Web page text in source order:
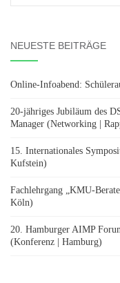
NEUESTE BEITRÄGE
Online-Infoabend:
20-jähriges Jubiläum des
Manager (Networking |
15. Internationales
Kufstein)
Fachlehrgang „KMU-
Köln)
20. Hamburger AIMP
(Konferenz | Hamburg)